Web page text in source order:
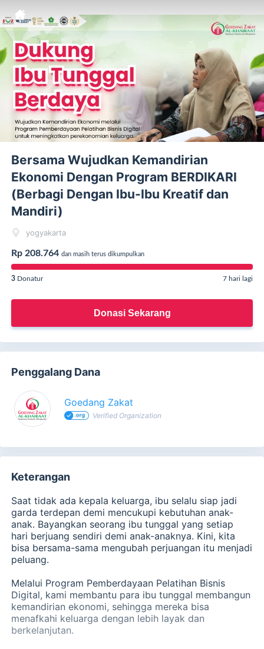
Bersama Wujudkan Kemandirian
Ekonomi Dengan Program BERDIKARI
(Berbagi Dengan Ibu-Ibu Kreatif dan
Mandiri)
yogyakarta
Rp 208.764 dan masih terus dikumpulkan
3 Donatur 7 hari lagi
Donasi Sekarang
Penggalang Dana
Goedang Zakat
Verified Organization
Keterangan
Saat tidak ada kepala keluarga, ibu selalu siap jadi
garda terdepan demi mencukupi kebutuhan anak-
anak. Bayangkan seorang ibu tunggal yang setiap
hari berjuang sendiri demi anak-anaknya. Kini, kita
bisa bersama-sama mengubah perjuangan itu menjadi
peluang.
Melalui Program Pemberdayaan Pelatihan Bisnis
Digital, kami membantu para ibu tunggal membangun
kemandirian ekonomi, sehingga mereka bisa
menafkahi keluarga dengan lebih layak dan
berkelanjutan.